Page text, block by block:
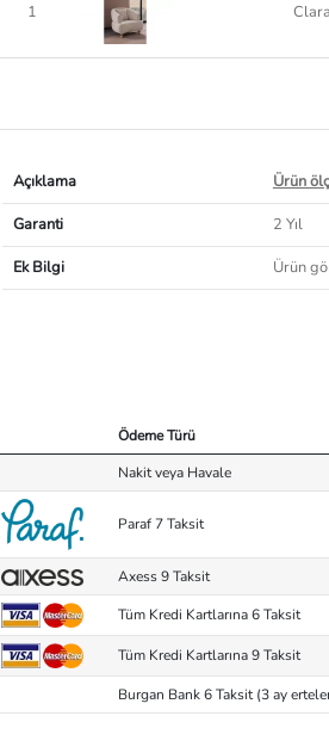
1
Açıklama
Ürün
Garanti
2 Yıl
Ek Bilgi
Ürün
Ödeme Türü
Nakit veya Havale
Paraf 7 Taksit
Axess 9 Taksit
Tüm Kredi Kartlarına 6 Taksit
Tüm Kredi Kartlarına 9 Taksit
Burgan Bank 6 Taksit (3 ay